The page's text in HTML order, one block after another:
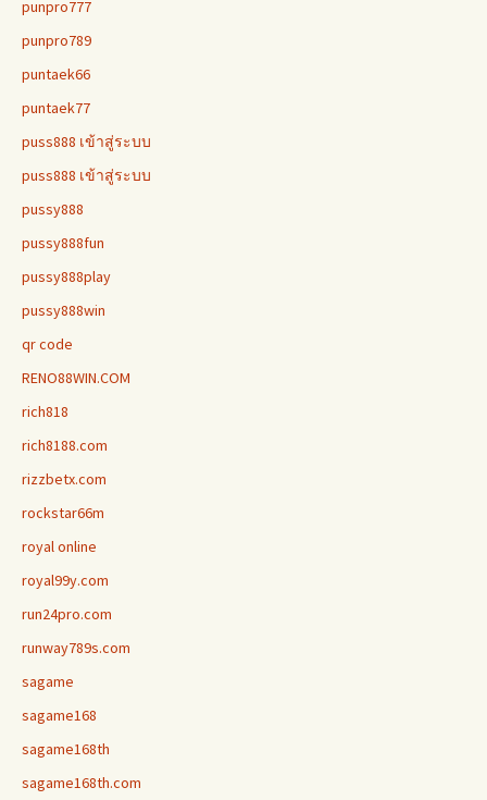
punpro777
punpro789
puntaek66
puntaek77
puss888 เข้าสู่ระบบ
puss888 เข้าสู่ระบบ
pussy888
pussy888fun
pussy888play
pussy888win
qr code
RENO88WIN.COM
rich818
rich8188.com
rizzbetx.com
rockstar66m
royal online
royal99y.com
run24pro.com
runway789s.com
sagame
sagame168
sagame168th
sagame168th.com